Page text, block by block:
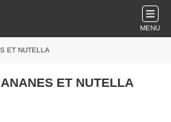
MENU
ET NUTELLA
ET NUTELLA